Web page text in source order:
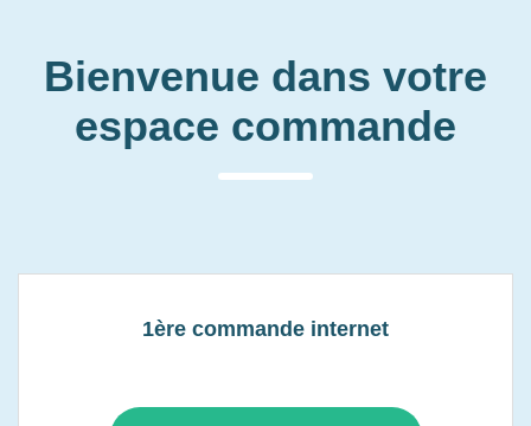
Bienvenue dans votre
espace commande
1ère commande internet